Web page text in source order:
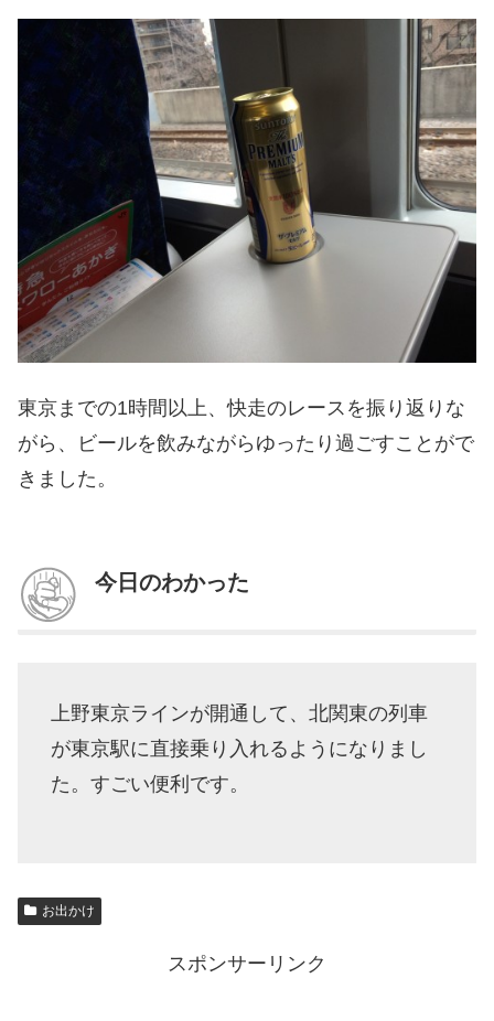
東京までの1時間以上、快走のレースを振り返りな
がら、ビールを飲みながらゆったり過ごすことがで
きました。
今日のわかった
上野東京ラインが開通して、北関東の列車
が東京駅に直接乗り入れるようになりまし
た。すごい便利です。
お出かけ
スポンサーリンク